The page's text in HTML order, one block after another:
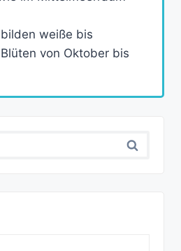
weiße bis
von Oktober bis